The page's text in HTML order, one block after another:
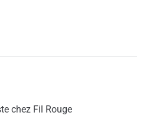
chez Fil Rouge